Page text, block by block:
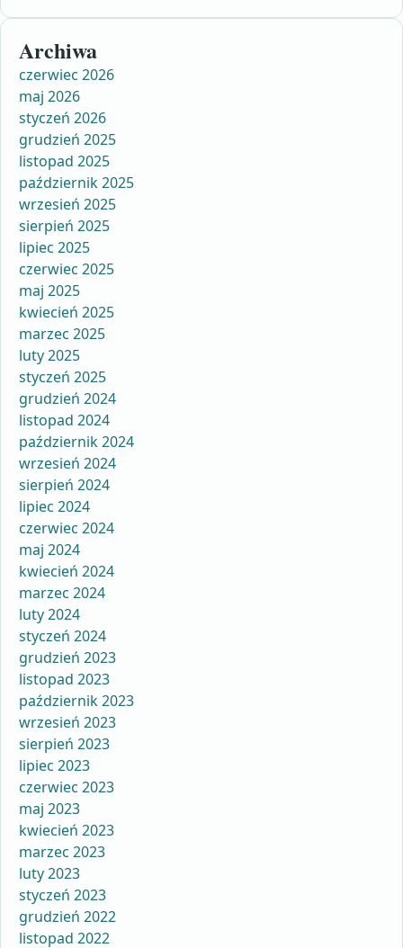
Archiwa
czerwiec 2026
maj 2026
styczeń 2026
grudzień 2025
listopad 2025
październik 2025
wrzesień 2025
sierpień 2025
lipiec 2025
czerwiec 2025
maj 2025
kwiecień 2025
marzec 2025
luty 2025
styczeń 2025
grudzień 2024
listopad 2024
październik 2024
wrzesień 2024
sierpień 2024
lipiec 2024
czerwiec 2024
maj 2024
kwiecień 2024
marzec 2024
luty 2024
styczeń 2024
grudzień 2023
listopad 2023
październik 2023
wrzesień 2023
sierpień 2023
lipiec 2023
czerwiec 2023
maj 2023
kwiecień 2023
marzec 2023
luty 2023
styczeń 2023
grudzień 2022
listopad 2022